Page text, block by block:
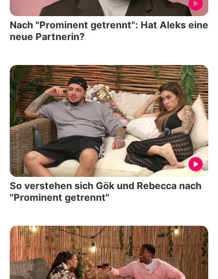
Nach "Prominent getrennt": Hat Aleks eine
neue Partnerin?
So verstehen sich Gök und Rebecca nach
"Prominent getrennt"